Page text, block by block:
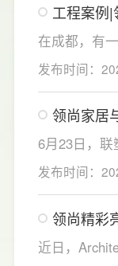
工程案例
于锦官，
在成都，有
地，有一种
全景门落位
入，而是一
们深谙成都
“家”的诉求
透与动线的
洞察，我们
公区与私域
发布时间：
领尚家居
交流，共
6月23日，
Coronation
产”）进行了
点领域启动
成合作共识
业生态体系。
发布时间：
领尚精彩
光泰国，
近日，